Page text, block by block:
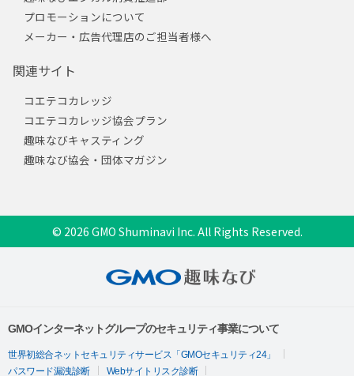
プロモーションについて
メーカー・広告代理店のご担当者様へ
関連サイト
コエテコカレッジ
コエテコカレッジ協会プラン
趣味なびキャスティング
趣味なび協会・団体マガジン
© 2026 GMO Shuminavi Inc. All Rights Reserved.